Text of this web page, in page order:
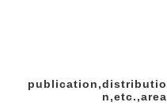
publication,distributio
n,etc.,area